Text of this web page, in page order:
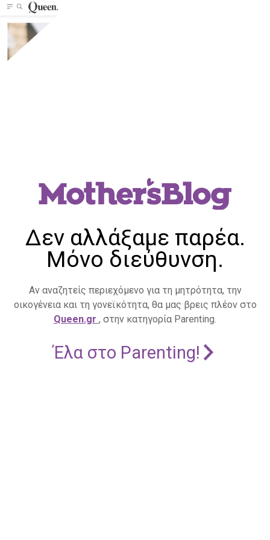
Δεν αλλάξαμε παρέα.
Μόνο διεύθυνση.
Αν αναζητείς περιεχόμενο για τη μητρότητα, την
οικογένεια και τη γονεϊκότητα, θα μας βρεις πλέον στο
Queen.gr , στην κατηγορία Parenting.
Έλα στο Parenting!